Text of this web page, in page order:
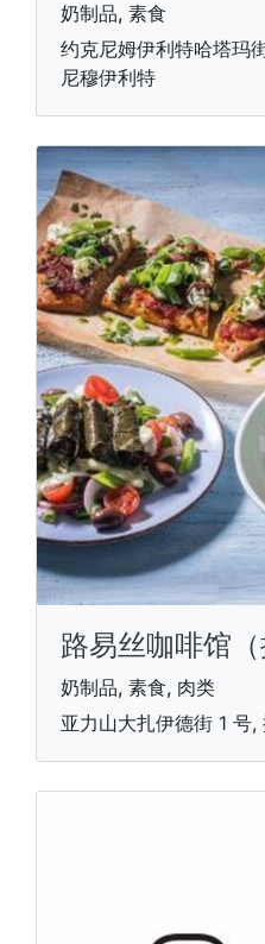
奶制品, 素食
约克尼姆伊利特哈塔玛
尼穆伊利特
路易丝咖啡馆（
奶制品, 素食, 肉类
亚力山大扎伊德街 1 号,